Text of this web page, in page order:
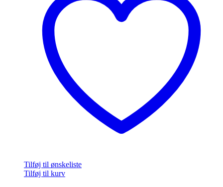
Tilføj til ønskeliste
Tilføj til kurv